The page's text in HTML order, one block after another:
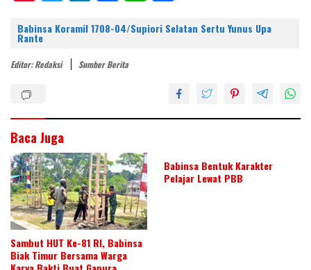
er
e
itt
er
k
e
e
b
k
at
p
ar
Babinsa Koramil 1708-04/Supiori Selatan Sertu Yunus Upa
Rante
Editor: Redaksi Sumber Berita
Baca Juga
Sambut HUT Ke-81 RI, Babinsa
Biak Timur Bersama Warga
Babinsa Bentuk Karakter
Pelajar Lewat PBB